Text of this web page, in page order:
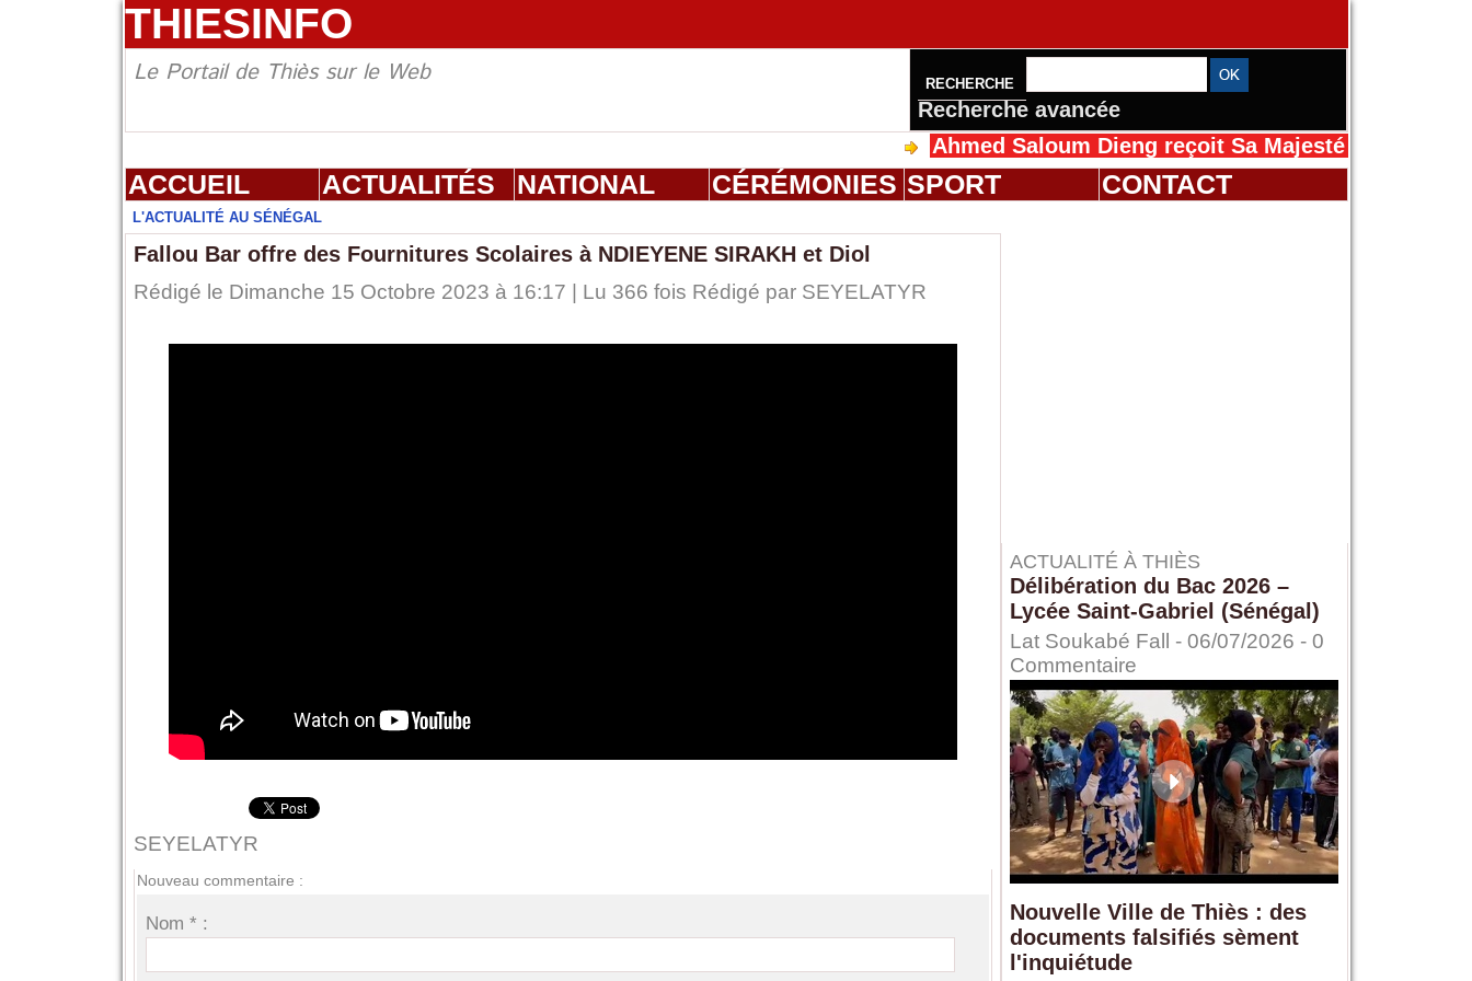
THIESINFO
Le Portail de Thiès sur le Web RECHERCHE
Recherche avancée
Ahmed Saloum Dieng reçoit Sa Majesté Mansah Cissé
ACCUEIL ACTUALITÉS NATIONAL CÉRÉMONIES SPORT CONTACT
L'ACTUALITÉ AU SÉNÉGAL
Fallou Bar offre des Fournitures Scolaires à NDIEYENE SIRAKH et Diol
Rédigé le Dimanche 15 Octobre 2023 à 16:17 | Lu 366 fois Rédigé par SEYELATYR
SEYELATYR
Nouveau commentaire :
Nom * :
ACTUALITÉ À THIÈS
Délibération du Bac 2026 –
Lycée Saint-Gabriel (Sénégal)
Lat Soukabé Fall - 06/07/2026 - 0
Commentaire
Nouvelle Ville de Thiès : des
documents falsifiés sèment
l'inquiétude